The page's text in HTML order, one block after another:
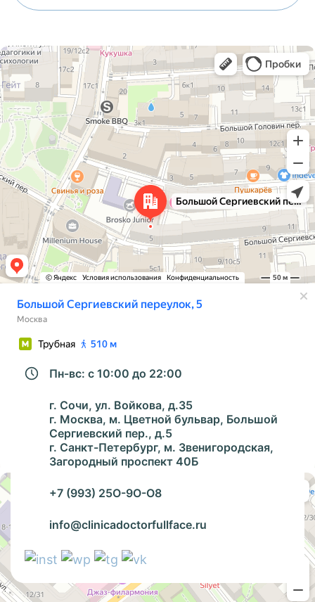
Пн-вс: с 10:00 до 22:00
г. Сочи, ул. Войкова, д.35
г. Москва, м. Цветной бульвар, Большой
Сергиевский пер., д.5
г. Санкт-Петербург, м. Звенигородская,
Загородный проспект 40Б
+7 (993) 25O-9O-O8
info@clinicadoctorfullface.ru
Москва
Большой Сергиевский переулок, 5 — Яндекс Карты
Санкт‑Петербург
Загородный проспект, 40Б — Яндекс Карты